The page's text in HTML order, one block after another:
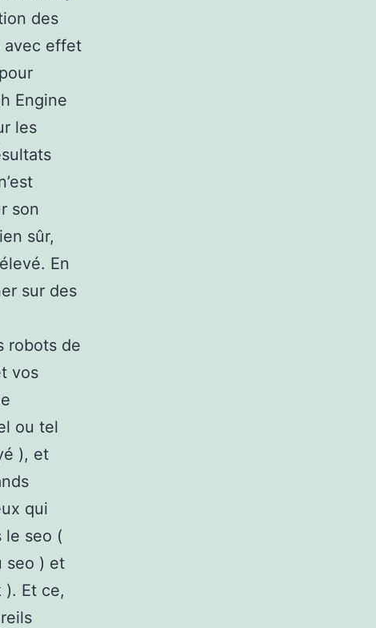
des
avec effet
Engine
les
son
sûr,
En
sur des
robots de
vos
ou tel
), et
qui
le seo (
seo ) et
Et ce,